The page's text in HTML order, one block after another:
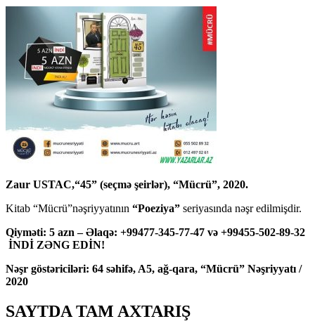
Zaur USTAC,“45” (seçmə şeirlər), “Mücrü”, 2020.
Kitab “Mücrü”nəşriyyatının “Poeziya” seriyasında nəşr edilmişdir.
Qiyməti: 5 azn – Əlaqə: +99477-345-77-47 və +99455-502-89-32
İNDİ ZƏNG EDİN!
Nəşr göstəriciləri: 64 səhifə, A5, ağ-qara, “Mücrü” Nəşriyyatı /
2020
SAYTDA TAM AXTARIŞ